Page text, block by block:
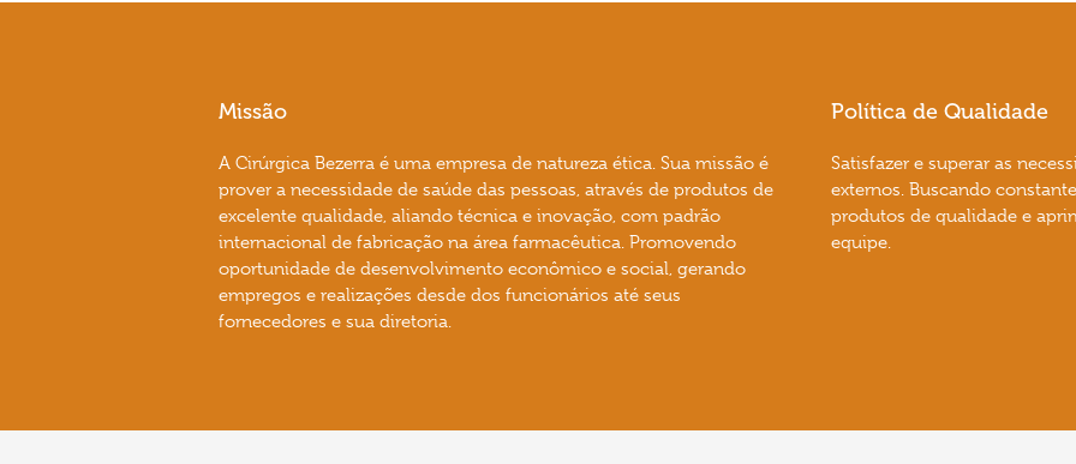
Missão
A Cirúrgica Bezerra é uma empresa de natureza ética. Sua missão é
prover a necessidade de saúde das pessoas, através de produtos de
excelente qualidade, aliando técnica e inovação, com padrão
internacional de fabricação na área farmacêutica. Promovendo
oportunidade de desenvolvimento econômico e social, gerando
empregos e realizações desde dos funcionários até seus
fornecedores e sua diretoria.
Política de Qualidade
Satisfazer e superar as
externos. Buscando
produtos de qualidade e
equipe.